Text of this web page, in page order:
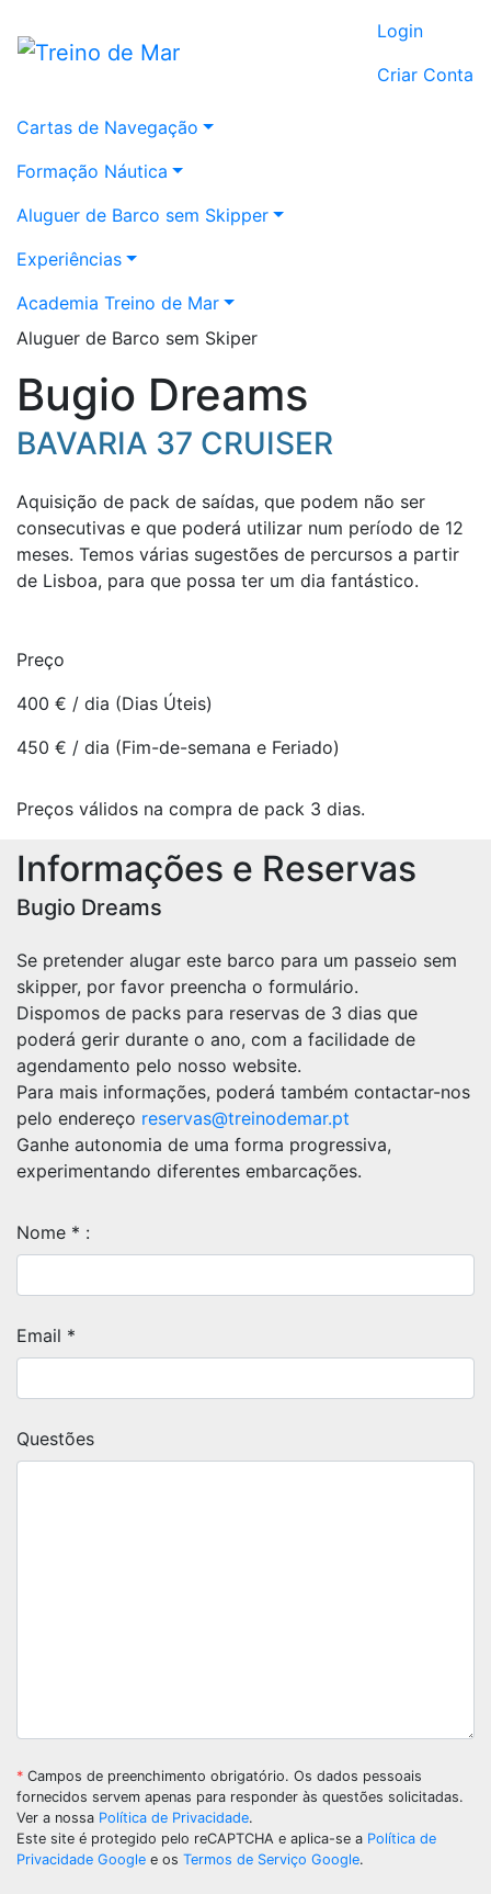
Login
Criar Conta
Cartas de Navegação
Formação Náutica
Aluguer de Barco sem Skipper
Experiências
Academia Treino de Mar
Aluguer de Barco sem Skiper
Bugio Dreams
BAVARIA 37 CRUISER
Aquisição de pack de saídas, que podem não ser
consecutivas e que poderá utilizar num período de 12
meses. Temos várias sugestões de percursos a partir
de Lisboa, para que possa ter um dia fantástico.
Preço
400 € / dia (Dias Úteis)
450 € / dia (Fim-de-semana e Feriado)
Preços válidos na compra de pack 3 dias.
Informações e Reservas
Bugio Dreams
Se pretender alugar este barco para um passeio sem
skipper, por favor preencha o formulário.
Dispomos de packs para reservas de 3 dias que
poderá gerir durante o ano, com a facilidade de
agendamento pelo nosso website.
Para mais informações, poderá também contactar-nos
pelo endereço reservas@treinodemar.pt
Ganhe autonomia de uma forma progressiva,
experimentando diferentes embarcações.
Nome * :
Email *
Questões
* Campos de preenchimento obrigatório. Os dados pessoais
fornecidos servem apenas para responder às questões solicitadas.
Ver a nossa Política de Privacidade.
Este site é protegido pelo reCAPTCHA e aplica-se a Política de
Privacidade Google e os Termos de Serviço Google.